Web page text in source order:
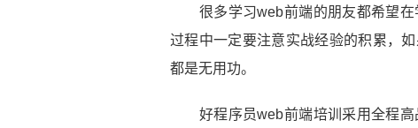
很多学习web前端的朋友都希望在
过程中一定要注意实战经验的积累，
都是无用功。
好程序员web前端培训采用全程高